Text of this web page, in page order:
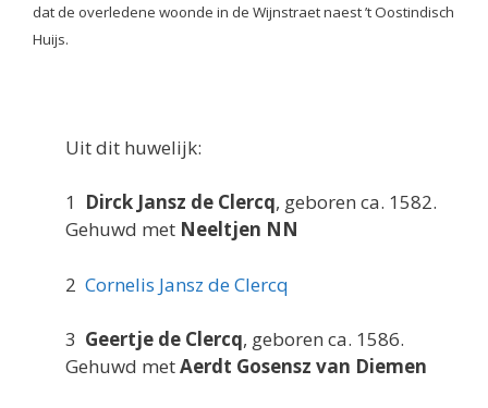
dat de overledene woonde in de Wijnstraet naest ’t Oostindisch
Huijs.
Uit dit huwelijk:
1 Dirck Jansz de Clercq, geboren ca. 1582.
Gehuwd met Neeltjen NN
2 Cornelis Jansz de Clercq
3 Geertje de Clercq, geboren ca. 1586.
Gehuwd metAerdt Gosensz van Diemen